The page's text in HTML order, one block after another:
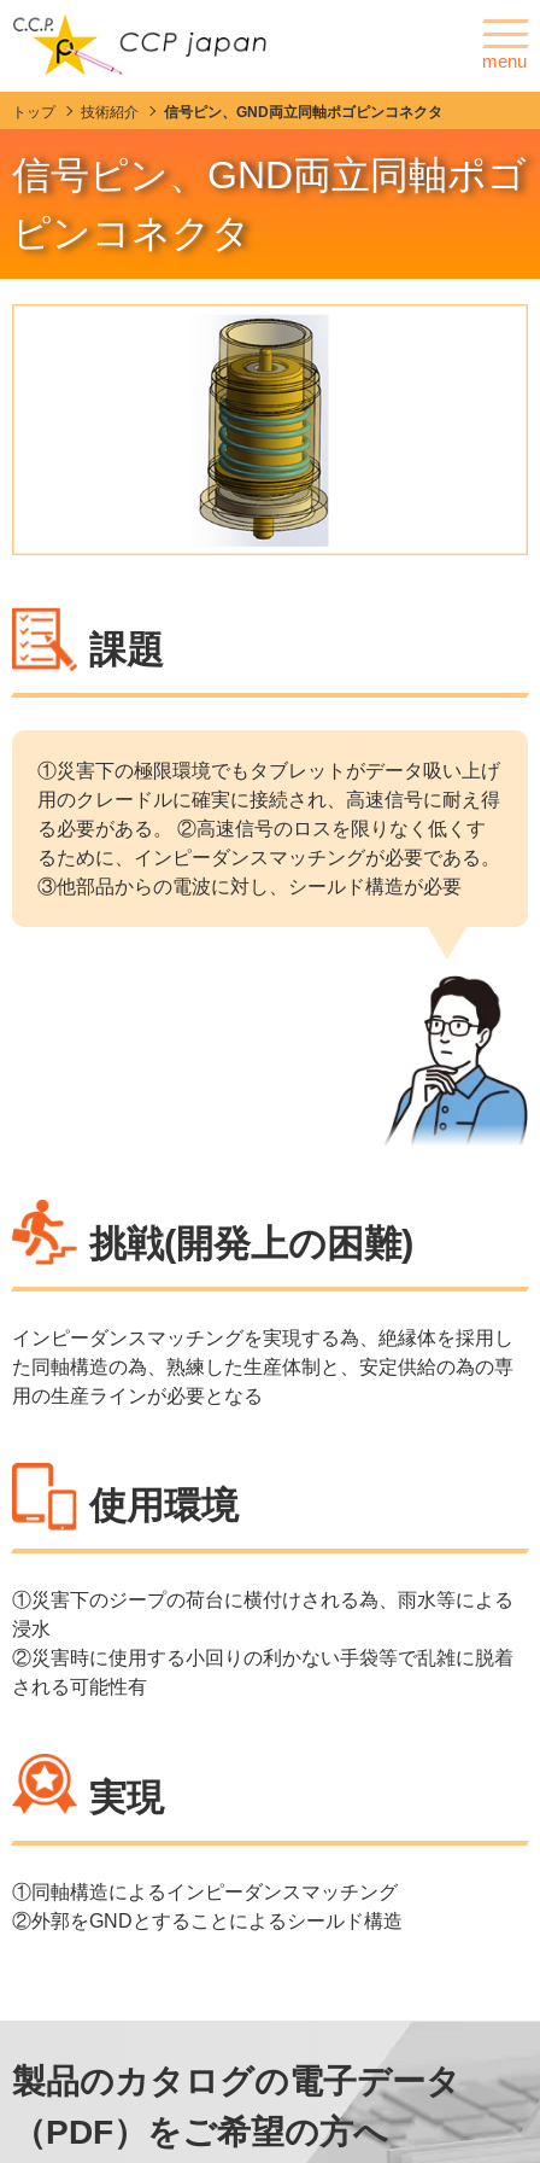
menu
ニュース 会社情報
ポゴピンとは
製品情報
カスタマイズ
C.C.P. Contact Probesの特徴・強み
トップ 技術紹介 信号ピン、GND両立同軸ポゴピンコネクタ
信号ピン、GND両立同軸ポゴ
ピンコネクタ
課題
①災害下の極限環境でもタブレットがデータ吸い上げ
用のクレードルに確実に接続され、高速信号に耐え得
る必要がある。 ②高速信号のロスを限りなく低くす
るために、インピーダンスマッチングが必要である。
③他部品からの電波に対し、シールド構造が必要
挑戦(開発上の困難)
インピーダンスマッチングを実現する為、絶縁体を採用し
た同軸構造の為、熟練した生産体制と、安定供給の為の専
用の生産ラインが必要となる
使用環境
①災害下のジープの荷台に横付けされる為、雨水等による
浸水
②災害時に使用する小回りの利かない手袋等で乱雑に脱着
される可能性有
実現
①同軸構造によるインピーダンスマッチング
②外郭をGNDとすることによるシールド構造
製品のカタログの電子データ
（PDF）をご希望の方へ